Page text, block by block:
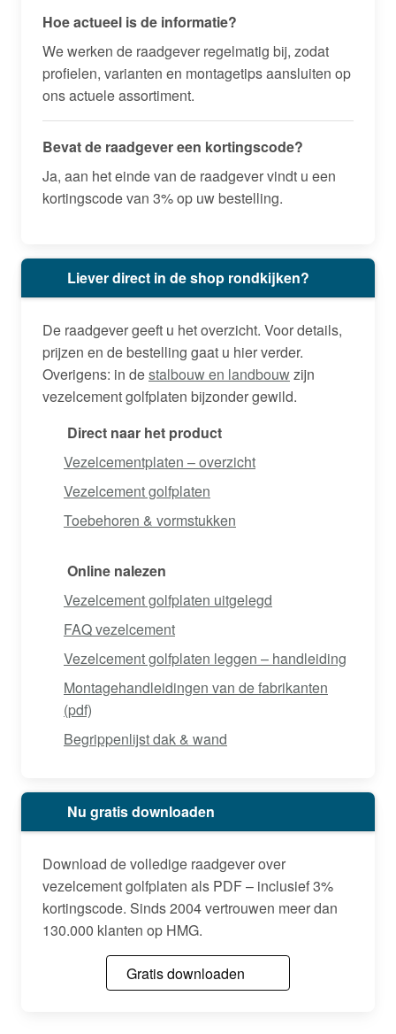
Hoe actueel is de informatie?
We werken de raadgever regelmatig bij, zodat
profielen, varianten en montagetips aansluiten op
ons actuele assortiment.
Bevat de raadgever een kortingscode?
Ja, aan het einde van de raadgever vindt u een
kortingscode van 3% op uw bestelling.
Liever direct in de shop rondkijken?
De raadgever geeft u het overzicht. Voor details,
prijzen en de bestelling gaat u hier verder.
Overigens: in destalbouw en landbouwzijn
vezelcement golfplaten bijzonder gewild.
Direct naar het product
Vezelcementplaten – overzicht
Vezelcement golfplaten
Toebehoren & vormstukken
Online nalezen
Vezelcement golfplaten uitgelegd
FAQ vezelcement
Vezelcement golfplaten leggen – handleiding
Montagehandleidingen van de fabrikanten
(pdf)
Begrippenlijst dak & wand
Nu gratis downloaden
Download de volledige raadgever over
vezelcement golfplaten als PDF – inclusief 3%
kortingscode. Sinds 2004 vertrouwen meer dan
130.000 klanten op HMG.
Gratis downloaden